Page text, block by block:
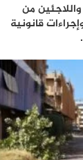
من
قانونية